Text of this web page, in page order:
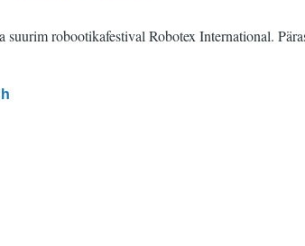
robootikafestival Robotex International.